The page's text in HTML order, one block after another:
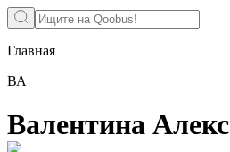
Главная
ВА
Валентина